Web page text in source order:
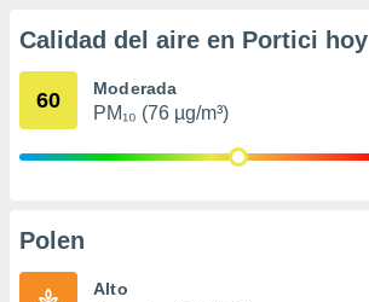
mediante
publicidad
de
Calidad del aire en Portici hoy
60 Moderada
PM₁₀ (76 µg/m³)
Polen
Alto